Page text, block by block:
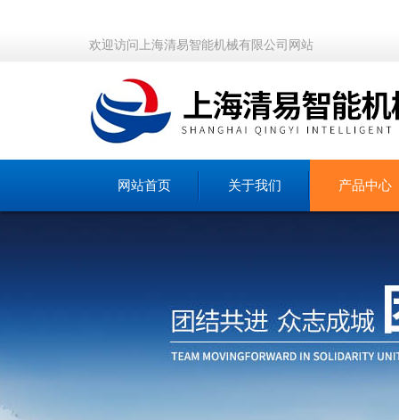
欢迎访问上海清易智能机械有限公司网站
网站首页 关于我们 产品中心